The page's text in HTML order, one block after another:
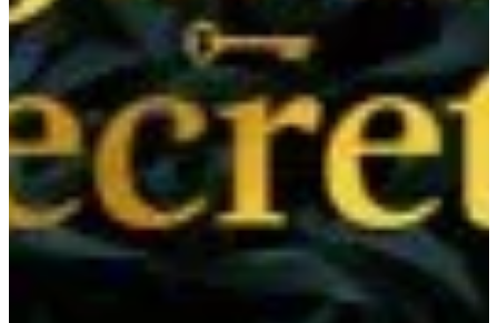
E-Books
Eventos
Podcast
Assine